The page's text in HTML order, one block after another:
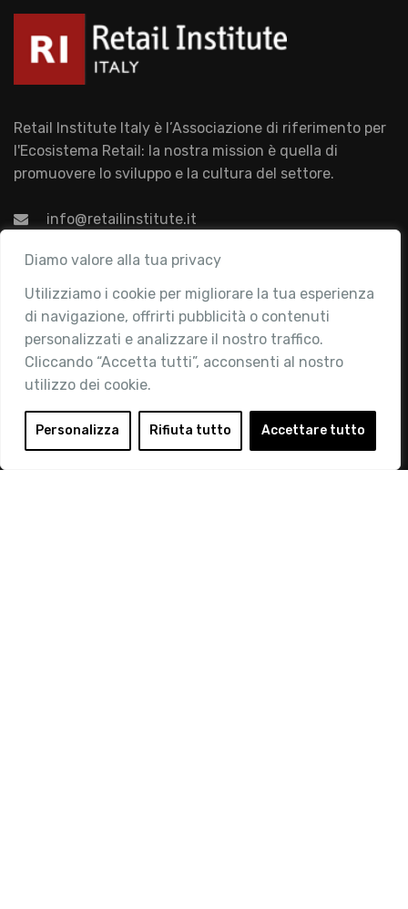
Diamo valore alla tua privacy
Utilizziamo i cookie per migliorare la tua esperienza
di navigazione, offrirti pubblicità o contenuti
personalizzati e analizzare il nostro traffico.
Cliccando “Accetta tutti”, acconsenti al nostro
utilizzo dei cookie.
Personalizza Rifiuta tutto Accettare tutto
Retail Institute Italy è l’Associazione di riferimento per
l'Ecosistema Retail: la nostra mission è quella di
promuovere lo sviluppo e la cultura del settore.
info@retailinstitute.it
Associazione
Chi siamo
Attività
Contatti
Area Riservata
Login
Diventa Socio